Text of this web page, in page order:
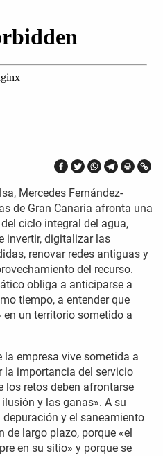
Mercedes Fernández-
de Gran Canaria afronta una
ciclo integral del agua,
invertir, digitalizar las
renovar redes antiguas y
del recurso.
obliga a anticiparse a
tiempo, a entender que
un territorio sometido a
la empresa vive sometida a
la importancia del servicio
los retos deben afrontarse
y las ganas». A su
y el saneamiento
largo plazo, porque «el
en su sitio» y porque se